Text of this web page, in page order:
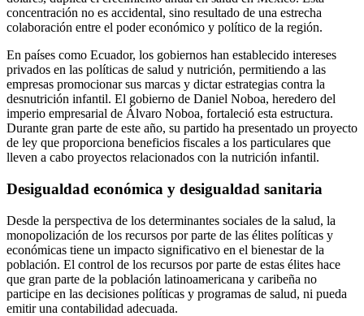
concentración no es accidental, sino resultado de una estrecha
colaboración entre el poder económico y político de la región.
En países como Ecuador, los gobiernos han establecido intereses
privados en las políticas de salud y nutrición, permitiendo a las
empresas promocionar sus marcas y dictar estrategias contra la
desnutrición infantil. El gobierno de Daniel Noboa, heredero del
imperio empresarial de Álvaro Noboa, fortaleció esta estructura.
Durante gran parte de este año, su partido ha presentado un proyecto
de ley que proporciona beneficios fiscales a los particulares que
lleven a cabo proyectos relacionados con la nutrición infantil.
Desigualdad económica y desigualdad sanitaria
Desde la perspectiva de los determinantes sociales de la salud, la
monopolización de los recursos por parte de las élites políticas y
económicas tiene un impacto significativo en el bienestar de la
población. El control de los recursos por parte de estas élites hace
que gran parte de la población latinoamericana y caribeña no
participe en las decisiones políticas y programas de salud, ni pueda
emitir una contabilidad adecuada.